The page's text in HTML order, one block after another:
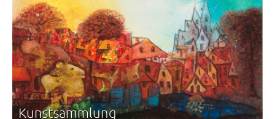
Kunstsammlung